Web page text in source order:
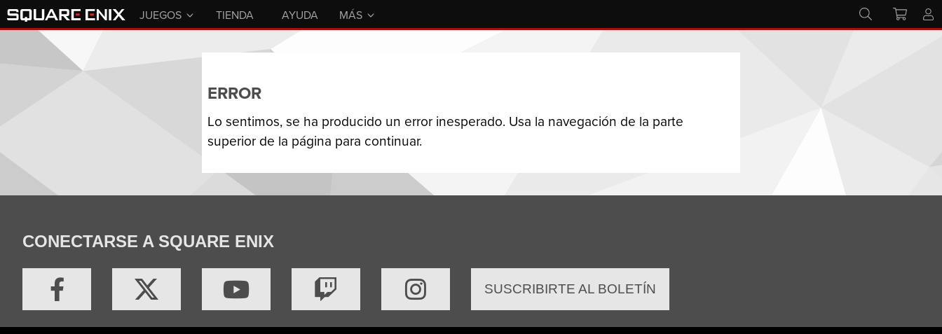
JUEGOS TIENDA AYUDA MÁS
ERROR
Lo sentimos, se ha producido un error inesperado. Usa la navegación de la parte
superior de la página para continuar.
CONECTARSE A SQUARE ENIX
SUSCRIBIRTE AL BOLETÍN